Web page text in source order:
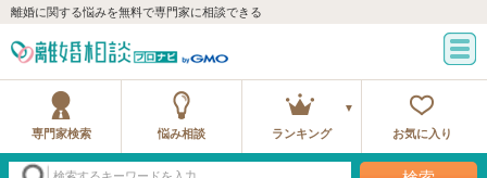
離婚に関する悩みを無料で専門家に相談できる
専門家検索 悩み相談 ランキング お気に入り